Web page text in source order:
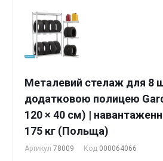
Металевий стелаж для 8
додатковою полицею
120 × 40 см) |
175 кг (Польща)
Артикул 78009 Код 000064066